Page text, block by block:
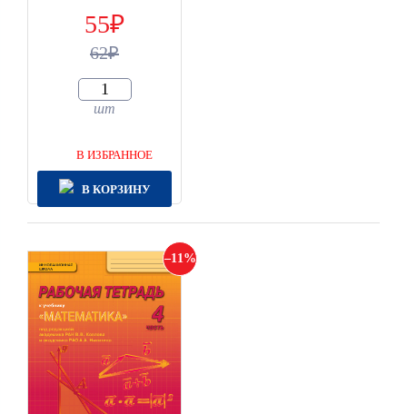
55
62
шт
В ИЗБРАННОЕ
В КОРЗИНУ
11